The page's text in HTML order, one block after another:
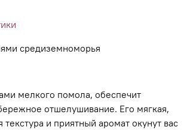
средиземноморья
мелкого помола, обеспечит
отшелушивание. Его мягкая,
и приятный аромат окунут вас